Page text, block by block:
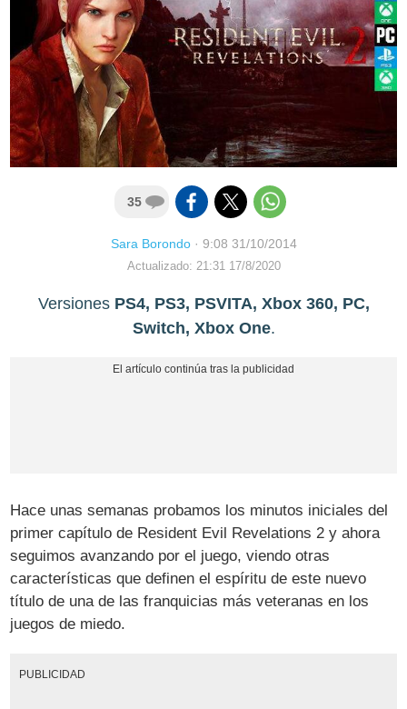
35
Sara Borondo· 9:08 31/10/2014
Actualizado: 21:31 17/8/2020
Versiones PS4, PS3, PSVITA, Xbox 360, PC,
Switch, Xbox One.
Hace unas semanas probamos los minutos iniciales del
primer capítulo de Resident Evil Revelations 2 y ahora
seguimos avanzando por el juego, viendo otras
características que definen el espíritu de este nuevo
título de una de las franquicias más veteranas en los
juegos de miedo.
PUBLICIDAD